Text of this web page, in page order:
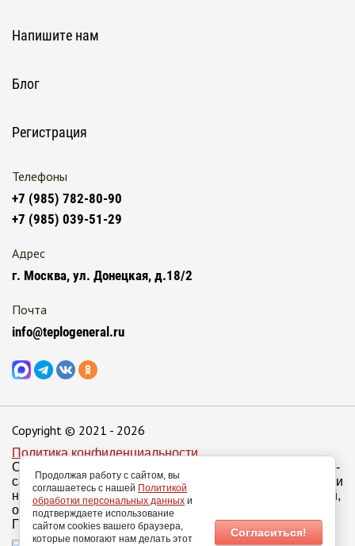
Телефоны
+7 (985) 782-80-90
+7 (985) 039-51-29
Адрес
г. Москва, ул. Донецкая, д.18/2
Почта
info@teplogeneral.ru
Напишите нам
Блог
Регистрация
Copyright © 2021 - 2026
Политика конфиденциальности
Обращаем ваше внимание на то, что данный интернет-
сайт носит исключительно информационный характер и
ни при каких условиях не является публичной офертой,
определяемой положениями Статьи 437 п.2
Гражданского кодекса Российской Федерации.
Продолжая работу с сайтом, вы
соглашаетесь с нашей Политикой
обработки персональных данных и
подтверждаете использование
сайтом cookies вашего браузера,
которые помогают нам делать этот
Cогласиться!